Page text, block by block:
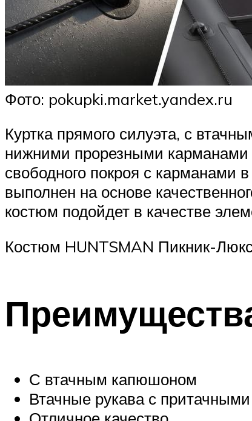
Фото: pokupki.market.yandex.ru
Куртка прямого силуэта, с
нижними прорезными
свободного покроя с
выполнен на основе
костюм подойдет в качестве
Костюм HUNTSMAN Пикник-
С втачным капюшоном
Втачные рукава с